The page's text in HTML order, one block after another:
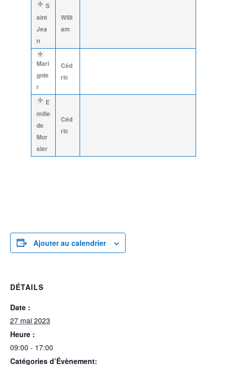
S
aint
Jea
n
Willi
am
Mari
gnie
r
Céd
ric
E
milie
de
Mor
sier
Céd
ric
Ajouter au calendrier
DÉTAILS
Date :
27 mai 2023
Heure :
09:00 - 17:00
Catégories d’Évènement: